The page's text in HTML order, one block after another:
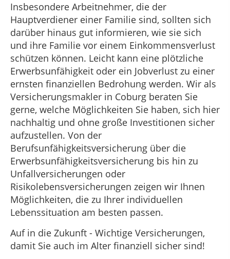
Insbesondere Arbeitnehmer, die der
Hauptverdiener einer Familie sind, sollten sich
darüber hinaus gut informieren, wie sie sich
und ihre Familie vor einem Einkommensverlust
schützen können. Leicht kann eine plötzliche
Erwerbsunfähigkeit oder ein Jobverlust zu einer
ernsten finanziellen Bedrohung werden. Wir als
Versicherungsmakler in Coburg beraten Sie
gerne, welche Möglichkeiten Sie haben, sich hier
nachhaltig und ohne große Investitionen sicher
aufzustellen. Von der
Berufsunfähigkeitsversicherung über die
Erwerbsunfähigkeitsversicherung bis hin zu
Unfallversicherungen oder
Risikolebensversicherungen zeigen wir Ihnen
Möglichkeiten, die zu Ihrer individuellen
Lebenssituation am besten passen.
Auf in die Zukunft - Wichtige Versicherungen,
damit Sie auch im Alter finanziell sicher sind!